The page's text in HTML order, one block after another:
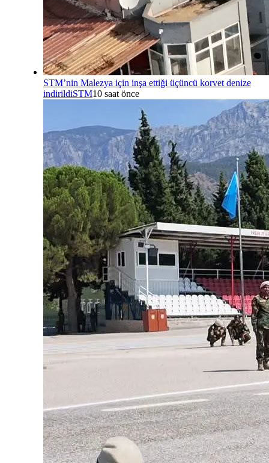
STM’nin Malezya için inşa ettiği üçüncü korvet denize
indirildiSTM10 saat önce